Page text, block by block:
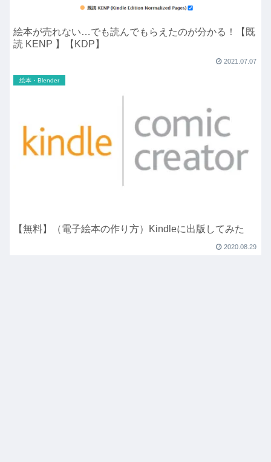
絵本が売れない…でも読んでもらえたのが分かる！【既
読 KENP 】【KDP】
2021.07.07
絵本・Blender
【無料】（電子絵本の作り方）Kindleに出版してみた
2020.08.29